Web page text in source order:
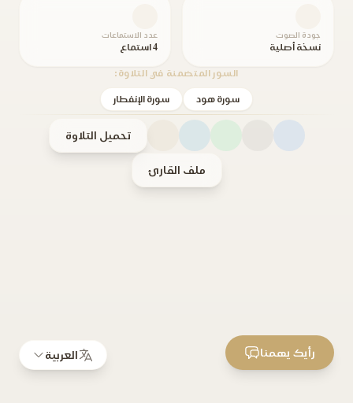
جودة الصوت
نسخة أصلية
عدد الاستماعات
4 استماع
السور المتضمنة في التلاوة:
سورة هود سورة الإنفطار
تحميل التلاوة
ملف القارئ
العربية رأيك يهمنا